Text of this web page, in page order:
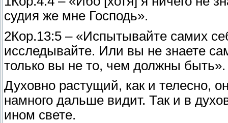
судия же мне Господь».
2Кор.13:5 – «Испытывайте самих
исследывайте. Или вы не знаете
только вы не то, чем должны быть».
Духовно растущий, как и телесно,
намного дальше видит. Так и в
ином свете.